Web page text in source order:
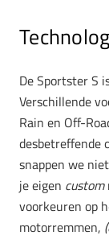
De Sportster S
Verschillende
Rain en Off-
desbetreffende
snappen we
je eigen custom
voorkeuren op
motorremmen,